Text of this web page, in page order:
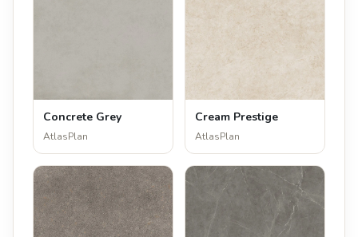
Concrete Grey
AtlasPlan
Cream Prestige
AtlasPlan